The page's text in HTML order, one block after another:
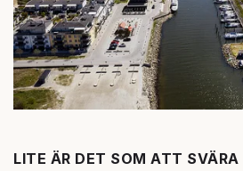
LITE ÄR DET SOM ATT SVÄRA